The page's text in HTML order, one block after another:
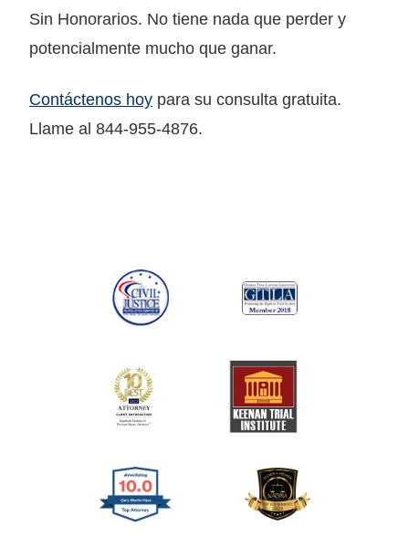
Sin Honorarios. No tiene nada que perder y
potencialmente mucho que ganar.
Contáctenos hoy para su consulta gratuita.
Llame al 844-955-4876.